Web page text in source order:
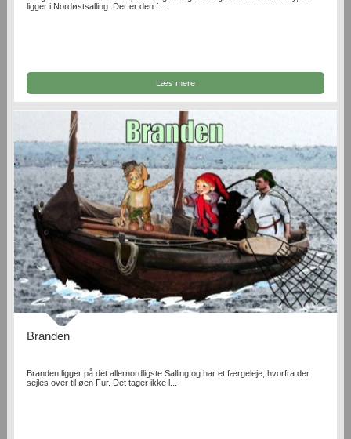
ligger i Nordøstsalling. Der er den f...
Læs mere
Branden
Branden ligger på det allernordligste Salling og har et færgeleje, hvorfra der
sejles over til øen Fur. Det tager ikke l...